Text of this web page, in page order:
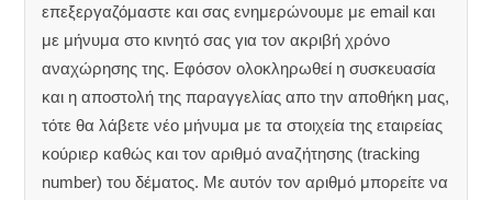
επεξεργαζόμαστε και σας ενημερώνουμε με email και
με μήνυμα στο κινητό σας για τον ακριβή χρόνο
αναχώρησης της. Εφόσον ολοκληρωθεί η συσκευασία
και η αποστολή της παραγγελίας απο την αποθήκη μας,
τότε θα λάβετε νέο μήνυμα με τα στοιχεία της εταιρείας
κούριερ καθώς και τον αριθμό αναζήτησης (tracking
number) του δέματος. Με αυτόν τον αριθμό μπορείτε να